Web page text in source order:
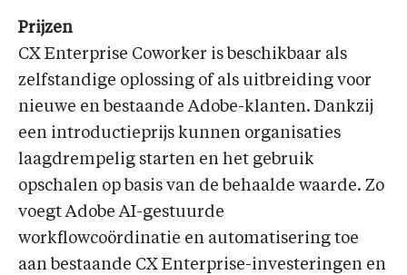
Prijzen
CX Enterprise Coworker is beschikbaar als
zelfstandige oplossing of als uitbreiding voor
nieuwe en bestaande Adobe-klanten. Dankzij
een introductieprijs kunnen organisaties
laagdrempelig starten en het gebruik
opschalen op basis van de behaalde waarde. Zo
voegt Adobe AI-gestuurde
workflowcoördinatie en automatisering toe
aan bestaande CX Enterprise-investeringen en